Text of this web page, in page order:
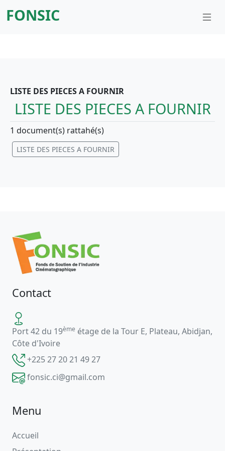
FONSIC
LISTE DES PIECES A FOURNIR
LISTE DES PIECES A FOURNIR
1 document(s) rattahé(s)
LISTE DES PIECES A FOURNIR
Contact
Port 42 du 19ème étage de la Tour E, Plateau, Abidjan,
Côte d'Ivoire
+225 27 20 21 49 27
fonsic.ci@gmail.com
Menu
Accueil